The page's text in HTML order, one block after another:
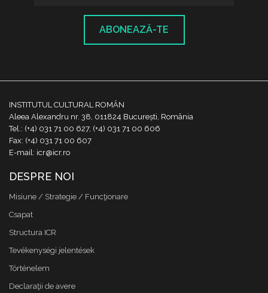
ABONEAZĂ-TE
INSTITUTUL CULTURAL ROMÂN
Aleea Alexandru nr. 38, 011824 București, România
Tel.: (+4) 031 71 00 627, (+4) 031 71 00 606
Fax: (+4) 031 71 00 607
E-mail: icr@icr.ro
DESPRE NOI
Misiune / Strategie / Funcţionare
Csapat
Structura ICR
Tevékenységi jelentések
Történelem
Declaraţii de avere